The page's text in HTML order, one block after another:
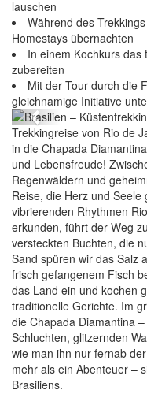
lauschen
Während des
Homestays übernachten
In einem Kochkurs
zubereiten
Mit der Tour durch die
gleichnamige Initiative
Brasilien –
Previous
Trekkingreise von Rio de
in die Chapada
und Lebensfreude!
Regenwäldern und
Reise, die Herz und
vibrierenden Rhythmen
erkunden, führt der Weg
versteckten Buchten, die
Sand spüren wir das Salz
frisch gefangenem Fisch
das Land ein und kochen
traditionelle Gerichte. Im
die Chapada Diamantina
Schluchten, glitzernden
wie man ihn nur fernab
mehr als ein Abenteuer –
Brasiliens.